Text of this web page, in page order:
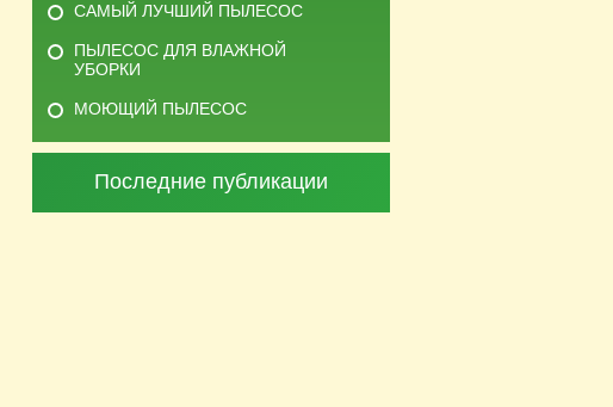
САМЫЙ ЛУЧШИЙ ПЫЛЕСОС
ПЫЛЕСОС ДЛЯ ВЛАЖНОЙ
УБОРКИ
МОЮЩИЙ ПЫЛЕСОС
Последние публикации